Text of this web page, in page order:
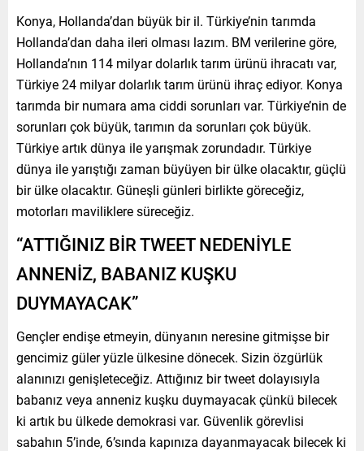
Konya, Hollanda’dan büyük bir il. Türkiye’nin tarımda
Hollanda’dan daha ileri olması lazım. BM verilerine göre,
Hollanda’nın 114 milyar dolarlık tarım ürünü ihracatı var,
Türkiye 24 milyar dolarlık tarım ürünü ihraç ediyor. Konya
tarımda bir numara ama ciddi sorunları var. Türkiye’nin de
sorunları çok büyük, tarımın da sorunları çok büyük.
Türkiye artık dünya ile yarışmak zorundadır. Türkiye
dünya ile yarıştığı zaman büyüyen bir ülke olacaktır, güçlü
bir ülke olacaktır. Güneşli günleri birlikte göreceğiz,
motorları maviliklere süreceğiz.
“ATTIĞINIZ BİR TWEET NEDENİYLE
ANNENİZ, BABANIZ KUŞKU
DUYMAYACAK”
Gençler endişe etmeyin, dünyanın neresine gitmişse bir
gencimiz güler yüzle ülkesine dönecek. Sizin özgürlük
alanınızı genişleteceğiz. Attığınız bir tweet dolayısıyla
babanız veya anneniz kuşku duymayacak çünkü bilecek
ki artık bu ülkede demokrasi var. Güvenlik görevlisi
sabahın 5’inde, 6’sında kapınıza dayanmayacak bilecek ki